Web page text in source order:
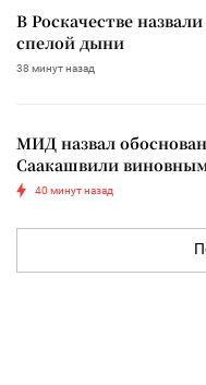
В Роскачестве
спелой дыни
38 минут назад
МИД назвал
Саакашвили виновным
40 минут назад